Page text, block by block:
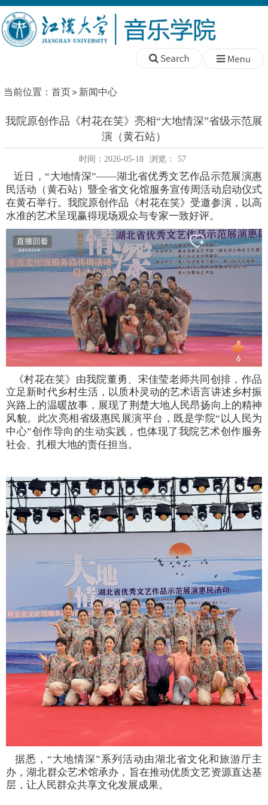
当前位置： 首页 新闻中心
我院原创作品《村花在笑》亮相“大地情深”省级示范展
演（黄石站）
时间：2026-05-18 浏览： 57
近日，“大地情深”——湖北省优秀文艺作品示范展演惠
民活动（黄石站）暨全省文化馆服务宣传周活动启动仪式
在黄石举行。 我院原创作品《村花在笑》受邀参演，以高
水准的艺术呈现赢得现场观众与专家一致好评。
《村花在笑》由我院董勇、宋佳莹老师共同 创排， 作品
立足新时代乡村生活，以质朴灵动的艺术语言讲述乡村振
兴路上的温暖故事，展现了荆楚大地人民昂扬向上的精神
风貌。此次亮相省级惠民展演平台，既是学院“以人民为
中心”创作导向的生动实践，也体现了我院艺术创作服务
社会、扎根大地的责任担当。
据悉， “大地情深”系列活动由湖北省文化和旅游厅主
办 ，湖北群众艺术馆承办， 旨在推动优质文艺资源直达基
层，让人民群众共享文化发展成果。